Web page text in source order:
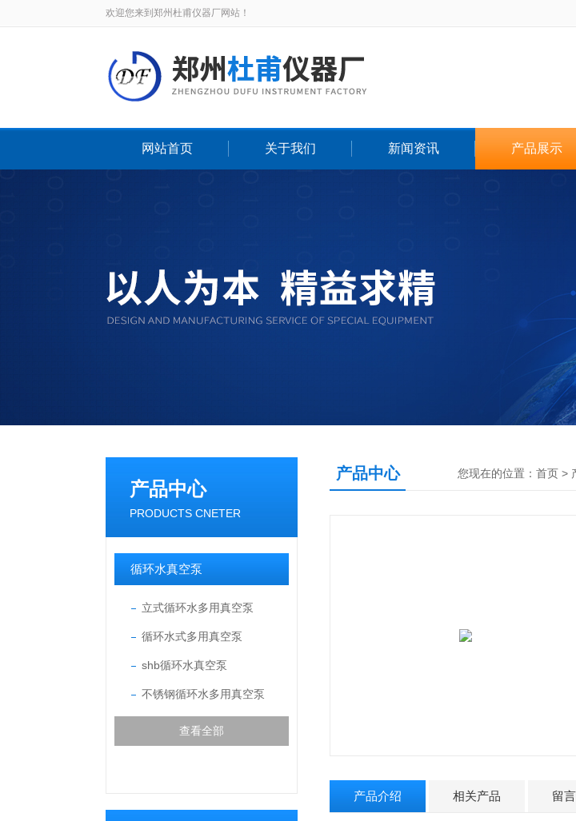
欢迎您来到郑州杜甫仪器厂网站！
网站首页 关于我们 新闻资讯 产品展示
产品中心
PRODUCTS CNETER
循环水真空泵
立式循环水多用真空泵
循环水式多用真空泵
shb循环水真空泵
不锈钢循环水多用真空泵
查看全部
产品中心 您现在的位置： 首页 >
产品介绍 相关产品 留